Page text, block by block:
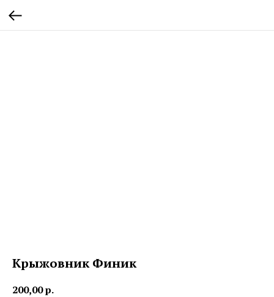
Крыжовник Финик
200,00р.